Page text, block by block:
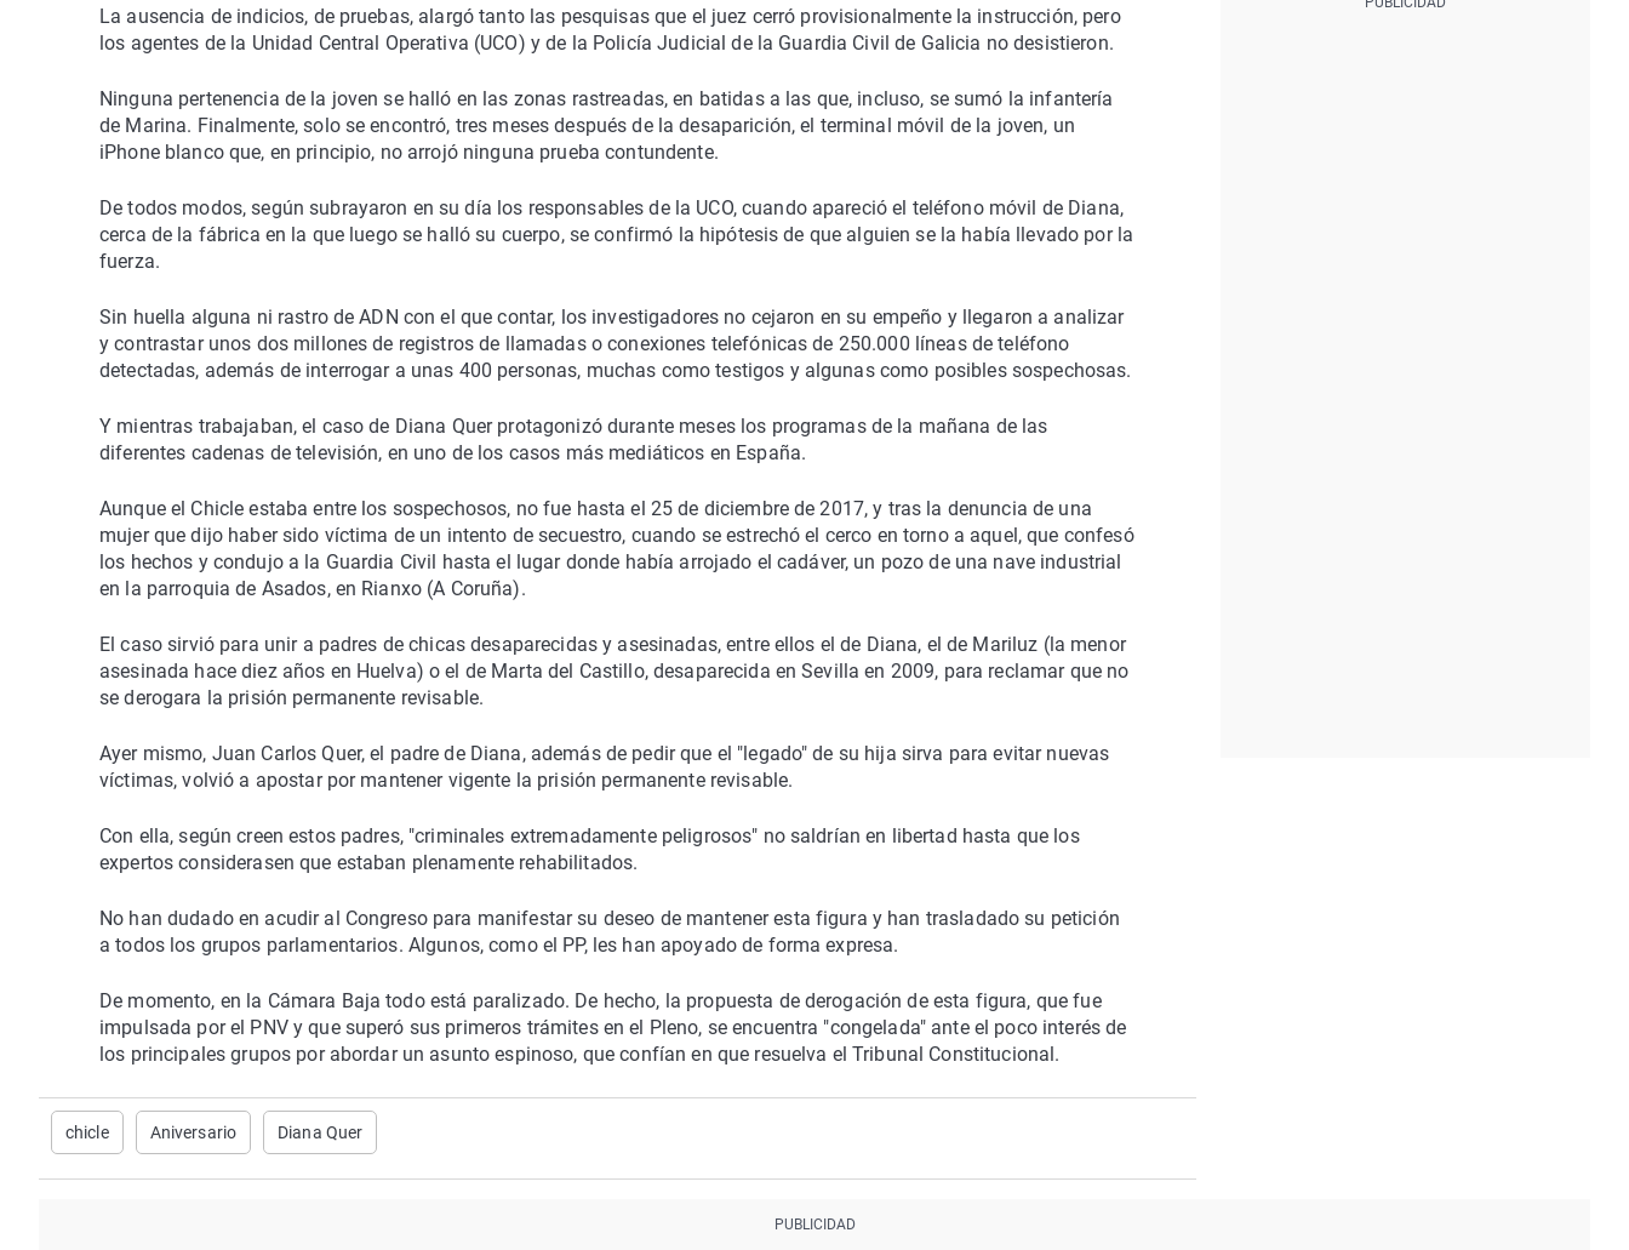
La ausencia de indicios, de pruebas, alargó tanto las pesquisas que el juez cerró provisionalmente la instrucción, pero
los agentes de la Unidad Central Operativa (UCO) y de la Policía Judicial de la Guardia Civil de Galicia no desistieron.
Ninguna pertenencia de la joven se halló en las zonas rastreadas, en batidas a las que, incluso, se sumó la infantería
de Marina. Finalmente, solo se encontró, tres meses después de la desaparición, el terminal móvil de la joven, un
iPhone blanco que, en principio, no arrojó ninguna prueba contundente.
De todos modos, según subrayaron en su día los responsables de la UCO, cuando apareció el teléfono móvil de Diana,
cerca de la fábrica en la que luego se halló su cuerpo, se confirmó la hipótesis de que alguien se la había llevado por la
fuerza.
Sin huella alguna ni rastro de ADN con el que contar, los investigadores no cejaron en su empeño y llegaron a analizar
y contrastar unos dos millones de registros de llamadas o conexiones telefónicas de 250.000 líneas de teléfono
detectadas, además de interrogar a unas 400 personas, muchas como testigos y algunas como posibles sospechosas.
Y mientras trabajaban, el caso de Diana Quer protagonizó durante meses los programas de la mañana de las
diferentes cadenas de televisión, en uno de los casos más mediáticos en España.
Aunque el Chicle estaba entre los sospechosos, no fue hasta el 25 de diciembre de 2017, y tras la denuncia de una
mujer que dijo haber sido víctima de un intento de secuestro, cuando se estrechó el cerco en torno a aquel, que confesó
los hechos y condujo a la Guardia Civil hasta el lugar donde había arrojado el cadáver, un pozo de una nave industrial
en la parroquia de Asados, en Rianxo (A Coruña).
El caso sirvió para unir a padres de chicas desaparecidas y asesinadas, entre ellos el de Diana, el de Mariluz (la menor
asesinada hace diez años en Huelva) o el de Marta del Castillo, desaparecida en Sevilla en 2009, para reclamar que no
se derogara la prisión permanente revisable.
Ayer mismo, Juan Carlos Quer, el padre de Diana, además de pedir que el "legado" de su hija sirva para evitar nuevas
víctimas, volvió a apostar por mantener vigente la prisión permanente revisable.
Con ella, según creen estos padres, "criminales extremadamente peligrosos" no saldrían en libertad hasta que los
expertos considerasen que estaban plenamente rehabilitados.
No han dudado en acudir al Congreso para manifestar su deseo de mantener esta figura y han trasladado su petición
a todos los grupos parlamentarios. Algunos, como el PP, les han apoyado de forma expresa.
De momento, en la Cámara Baja todo está paralizado. De hecho, la propuesta de derogación de esta figura, que fue
impulsada por el PNV y que superó sus primeros trámites en el Pleno, se encuentra "congelada" ante el poco interés de
los principales grupos por abordar un asunto espinoso, que confían en que resuelva el Tribunal Constitucional.
chicle Aniversario Diana Quer